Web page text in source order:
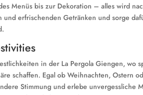
Menüs bis zur Dekoration – alles wird
und erfrischenden Getränken und sorge
in der La Pergola Giengen,
schaffen. Egal ob Weihnachten, Ostern
Stimmung und erlebe unvergessliche